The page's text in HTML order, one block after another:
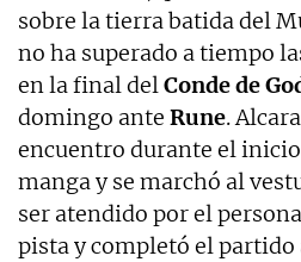
sobre la tierra batida del
no ha superado a tiempo
en la final delConde de
domingo ante Rune.
encuentro durante el
manga y se marchó al
ser atendido por el
pista y completó el partido